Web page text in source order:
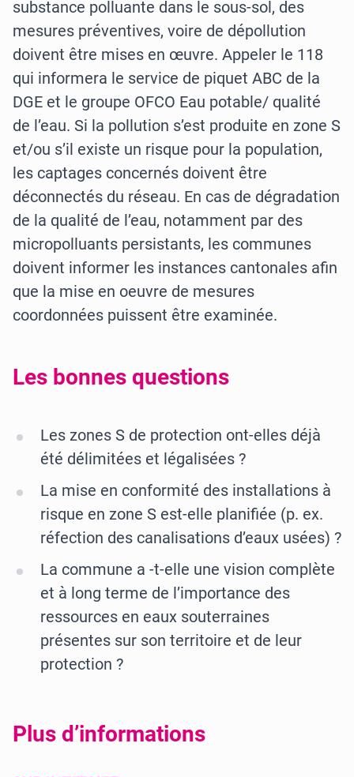
substance polluante dans le sous-sol, des
mesures préventives, voire de dépollution
doivent être mises en œuvre. Appeler le 118
qui informera le service de piquet ABC de la
DGE et le groupe OFCO Eau potable/ qualité
de l’eau. Si la pollution s’est produite en zone S
et/ou s’il existe un risque pour la population,
les captages concernés doivent être
déconnectés du réseau. En cas de dégradation
de la qualité de l’eau, notamment par des
micropolluants persistants, les communes
doivent informer les instances cantonales afin
que la mise en oeuvre de mesures
coordonnées puissent être examinée.
Les bonnes questions
Les zones S de protection ont-elles déjà
été délimitées et légalisées ?
La mise en conformité des installations à
risque en zone S est-elle planifiée (p. ex.
réfection des canalisations d’eaux usées) ?
La commune a -t-elle une vision complète
et à long terme de l’importance des
ressources en eaux souterraines
présentes sur son territoire et de leur
protection ?
Plus d’informations